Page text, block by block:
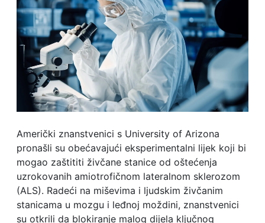
Američki znanstvenici s University of Arizona
pronašli su obećavajući eksperimentalni lijek koji bi
mogao zaštititi živčane stanice od oštećenja
uzrokovanih amiotrofičnom lateralnom sklerozom
(ALS). Radeći na miševima i ljudskim živčanim
stanicama u mozgu i leđnoj moždini, znanstvenici
su otkrili da blokiranje malog dijela ključnog